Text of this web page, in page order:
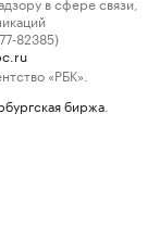
82385)
«РБК».
биржа